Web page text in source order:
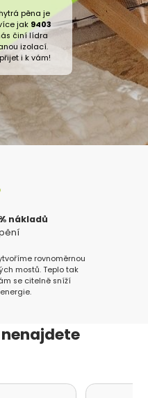
pěna je
jak 9403
činí lídra
izolací.
i k vám!
nákladů
rovnoměrnou
mostů. Teplo tak
se citelně sníží